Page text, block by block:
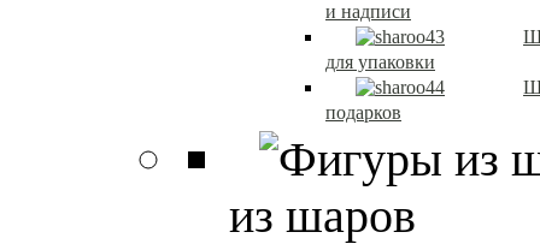
и надписи
для упаковки
подарков
из шаров